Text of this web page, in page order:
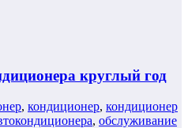
круглый год
, кондиционер, кондиционер
, обслуживание